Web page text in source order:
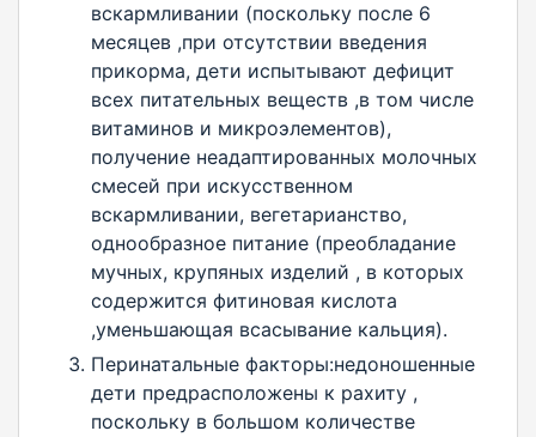
вскармливании (поскольку после 6
месяцев ,при отсутствии введения
прикорма, дети испытывают дефицит
всех питательных веществ ,в том числе
витаминов и микроэлементов),
получение неадаптированных молочных
смесей при искусственном
вскармливании, вегетарианство,
однообразное питание (преобладание
мучных, крупяных изделий , в которых
содержится фитиновая кислота
,уменьшающая всасывание кальция).
Перинатальные факторы:недоношенные
дети предрасположены к рахиту ,
поскольку в большом количестве